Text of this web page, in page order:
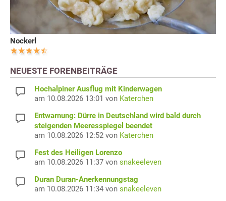
Nockerl
NEUESTE FORENBEITRÄGE
Hochalpiner Ausflug mit Kinderwagen
am 10.08.2026 13:01 von Katerchen
Entwarnung: Dürre in Deutschland wird bald durch
steigenden Meeresspiegel beendet
am 10.08.2026 12:52 von Katerchen
Fest des Heiligen Lorenzo
am 10.08.2026 11:37 von snakeeleven
Duran Duran-Anerkennungstag
am 10.08.2026 11:34 von snakeeleven